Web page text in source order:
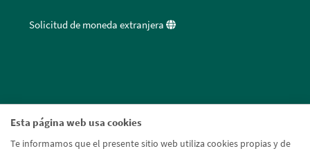
Esta página web usa cookies
Te informamos que el presente sitio web utiliza cookies propias y de
Solicitud de moneda extranjera